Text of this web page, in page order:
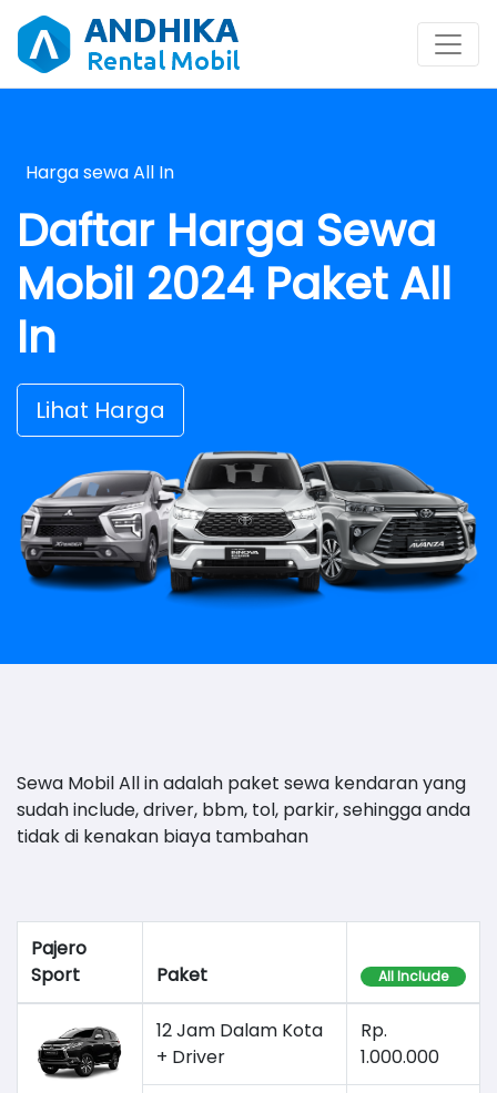
Harga sewa All In
Daftar Harga Sewa
Mobil 2024 Paket All
In
Lihat Harga
Sewa Mobil All in adalah paket sewa kendaran yang
sudah include, driver, bbm, tol, parkir, sehingga anda
tidak di kenakan biaya tambahan
Pajero
Sport
Paket All Include
12 Jam Dalam Kota
+ Driver
Rp.
1.000.000